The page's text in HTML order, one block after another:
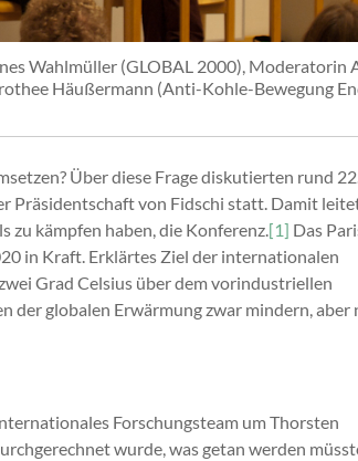
Wahlmüller (GLOBAL 2000), Moderatorin
Häußermann (Anti-Kohle-Bewegung
Über diese Frage diskutierten rund
Präsidentschaft von Fidschi statt. Damit
zu kämpfen haben, die Konferenz.[1] Das
in Kraft. Erklärtes Ziel der internationalen
Grad Celsius über dem vorindustriellen
der globalen Erwärmung zwar mindern, aber
Forschungsteam um Thorsten
wurde, was getan werden